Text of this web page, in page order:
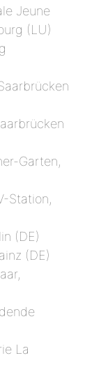
Jeune
(LU)
Garten,
Station,
(DE)
(DE)
La